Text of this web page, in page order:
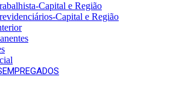
Capital e Região
Capital e Região